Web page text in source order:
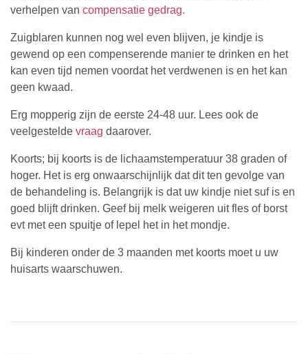
verhelpen van compensatie gedrag.
Zuigblaren kunnen nog wel even blijven, je kindje is
gewend op een compenserende manier te drinken en het
kan even tijd nemen voordat het verdwenen is en het kan
geen kwaad.
Erg mopperig zijn de eerste 24-48 uur. Lees ook de
veelgestelde vraag daarover.
Koorts; bij koorts is de lichaamstemperatuur 38 graden of
hoger. Het is erg onwaarschijnlijk dat dit ten gevolge van
de behandeling is. Belangrijk is dat uw kindje niet suf is en
goed blijft drinken. Geef bij melk weigeren uit fles of borst
evt met een spuitje of lepel het in het mondje.
Bij kinderen onder de 3 maanden met koorts moet u uw
huisarts waarschuwen.